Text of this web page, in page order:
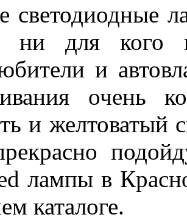
светодиодные
ни для кого
и
очень
и желтоватый
лампы в
каталоге.